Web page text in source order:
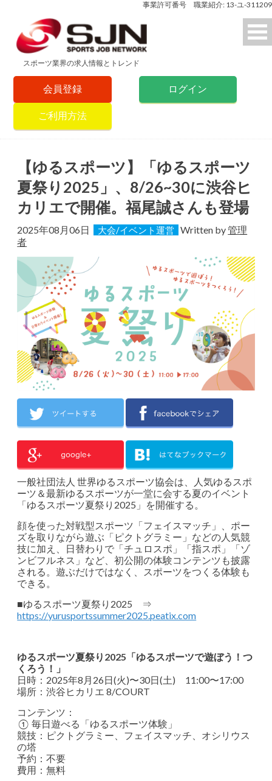
事業許可番号 職業紹介: 13-ユ-311209
スポーツ業界の求人情報とトレンド
会員登録 ログイン
ご利用方法
【ゆるスポーツ】「ゆるスポーツ
夏祭り2025」、8/26~30に渋谷ヒ
カリエで開催。福尾誠さんも登場
2025年08月06日 大会/イベント運営 Written by管理
者
一般社団法人 世界ゆるスポーツ協会は、人気ゆるスポ
ーツ＆最新ゆるスポーツが一堂に会する夏のイベント
「ゆるスポーツ夏祭り2025」を開催する。
顔を使った対戦型スポーツ「フェイスマッチ」、ポー
ズを取りながら遊ぶ「ピクトグラミー」などの人気競
技に加え、日替わりで「チュロスポ」「指スポ」「ゾ
ンビフルネス」など、初公開の体験コンテンツも披露
される。遊ぶだけではなく、スポーツをつくる体験も
できる。
■ゆるスポーツ夏祭り2025 ⇒
https://yurusportssummer2025.peatix.com
ゆるスポーツ夏祭り2025「ゆるスポーツで遊ぼう！つ
くろう！」
日時：2025年8月26日(火)〜30日(土) 11:00〜17:00
場所：渋谷ヒカリエ 8/COURT
コンテンツ：
① 毎日遊べる「ゆるスポーツ体験」
競技：ピクトグラミー、フェイスマッチ、オシリウス
の塔
予約：不要
費用：無料